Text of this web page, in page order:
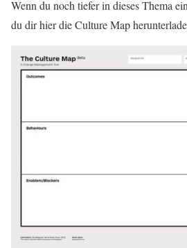
Wenn du noch tiefer in dieses Thema
du dir hier die Culture Map